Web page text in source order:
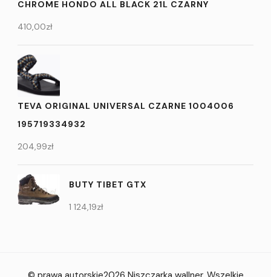
CHROME HONDO ALL BLACK 21L CZARNY
410,00zł
TEVA ORIGINAL UNIVERSAL CZARNE 1004006
195719334932
204,99zł
BUTY TIBET GTX
1 124,19zł